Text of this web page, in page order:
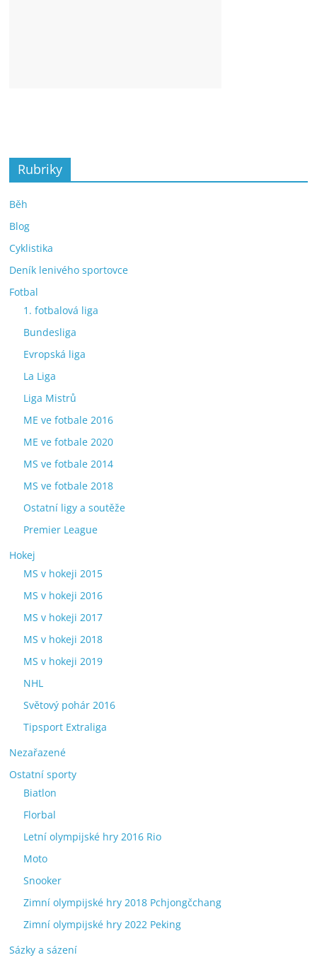
Rubriky
Běh
Blog
Cyklistika
Deník lenivého sportovce
Fotbal
1. fotbalová liga
Bundesliga
Evropská liga
La Liga
Liga Mistrů
ME ve fotbale 2016
ME ve fotbale 2020
MS ve fotbale 2014
MS ve fotbale 2018
Ostatní ligy a soutěže
Premier League
Hokej
MS v hokeji 2015
MS v hokeji 2016
MS v hokeji 2017
MS v hokeji 2018
MS v hokeji 2019
NHL
Světový pohár 2016
Tipsport Extraliga
Nezařazené
Ostatní sporty
Biatlon
Florbal
Letní olympijské hry 2016 Rio
Moto
Snooker
Zimní olympijské hry 2018 Pchjongčchang
Zimní olympijské hry 2022 Peking
Sázky a sázení